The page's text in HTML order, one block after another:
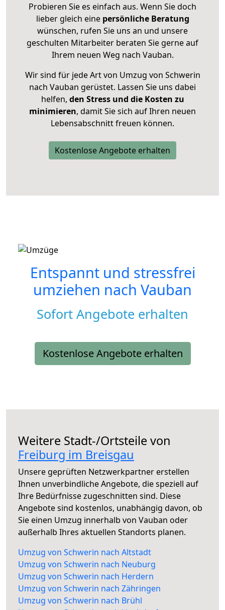
Probieren Sie es einfach aus. Wenn Sie doch
lieber gleich eine persönliche Beratung
wünschen, rufen Sie uns an und unsere
geschulten Mitarbeiter beraten Sie gerne auf
Ihrem neuen Weg nach Vauban.
Wir sind für jede Art von Umzug von Schwerin
nach Vauban gerüstet. Lassen Sie uns dabei
helfen, den Stress und die Kosten zu
minimieren, damit Sie sich auf Ihren neuen
Lebensabschnitt freuen können.
Kostenlose Angebote erhalten
Entspannt und stressfrei
umziehen nach Vauban
Sofort Angebote erhalten
Kostenlose Angebote erhalten
Weitere Stadt-/Ortsteile von
Freiburg im Breisgau
Unsere geprüften Netzwerkpartner erstellen
Ihnen unverbindliche Angebote, die speziell auf
Ihre Bedürfnisse zugeschnitten sind. Diese
Angebote sind kostenlos, unabhängig davon, ob
Sie einen Umzug innerhalb von Vauban oder
außerhalb Ihres aktuellen Standorts planen.
Umzug von Schwerin nach Altstadt
Umzug von Schwerin nach Neuburg
Umzug von Schwerin nach Herdern
Umzug von Schwerin nach Zähringen
Umzug von Schwerin nach Brühl